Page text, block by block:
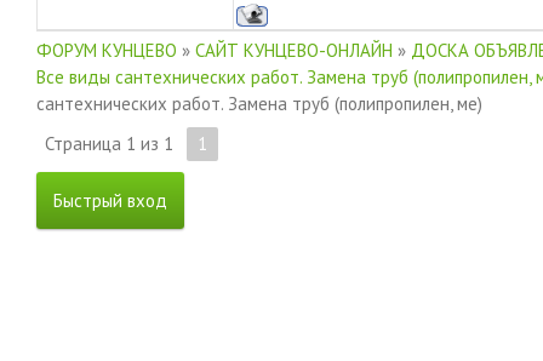
ФОРУМ КУНЦЕВО » САЙТ КУНЦЕВО-ОНЛАЙН » ДОСКА
Все виды сантехнических работ. Замена труб (полипропилен,
сантехнических работ. Замена труб (полипропилен, ме)
Страница 1 из 1 1